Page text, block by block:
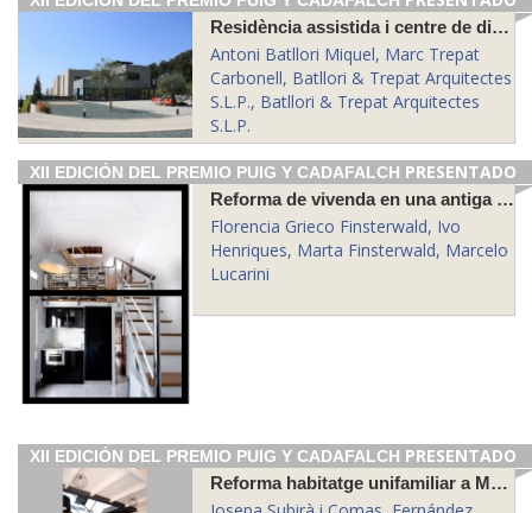
Residència assistida i centre de dia per a gent gran
Antoni Batllori Miquel, Marc Trepat
Carbonell, Batllori & Trepat Arquitectes
S.L.P., Batllori & Trepat Arquitectes
S.L.P.
PRESENTADO
XII EDICIÓN DEL PREMIO PUIG Y CADAFALCH
Reforma de vivenda en una antiga fàbrica
Florencia Grieco Finsterwald, Ivo
Henriques, Marta Finsterwald, Marcelo
Lucarini
PRESENTADO
XII EDICIÓN DEL PREMIO PUIG Y CADAFALCH
Reforma habitatge unifamiliar a Mataró